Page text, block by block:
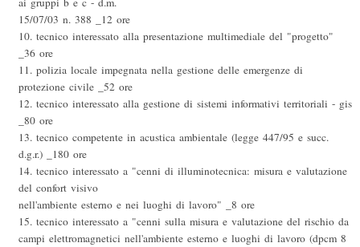
15/07/03 n. 388 _12 ore
10. tecnico interessato alla presentazione multimediale del "progetto"
_36 ore
11. polizia locale impegnata nella gestione delle emergenze di
protezione civile _52 ore
12. tecnico interessato alla gestione di sistemi informativi territoriali - gis
_80 ore
13. tecnico competente in acustica ambientale (legge 447/95 e succ.
d.g.r.) _180 ore
14. tecnico interessato a "cenni di illuminotecnica: misura e valutazione
del confort visivo
nell'ambiente esterno e nei luoghi di lavoro" _8 ore
15. tecnico interessato a "cenni sulla misura e valutazione del rischio da
campi elettromagnetici nell'ambiente esterno e luoghi di lavoro (dpcm 8